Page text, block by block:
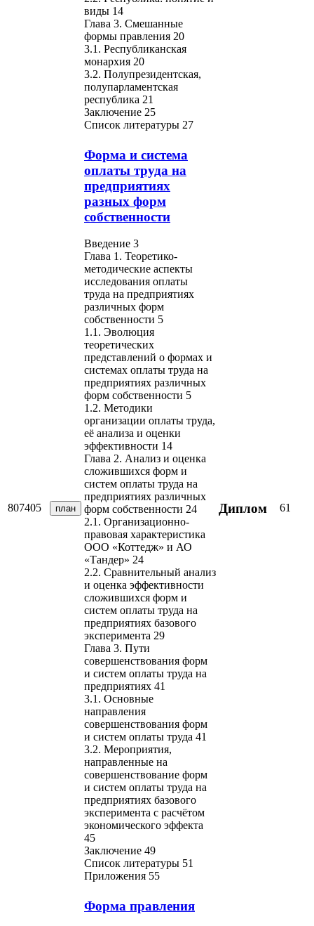
виды 14
Глава 3. Смешанные
формы правления 20
3.1. Республиканская
монархия 20
3.2. Полупрезидентская,
полупарламентская
республика 21
Заключение 25
Список литературы 27
807405 план
Форма и система
оплаты труда на
предприятиях
разных форм
собственности
Введение 3
Глава 1. Теоретико-
методические аспекты
исследования оплаты
труда на предприятиях
различных форм
собственности 5
1.1. Эволюция
теоретических
представлений о формах и
системах оплаты труда на
предприятиях различных
форм собственности 5
1.2. Методики
организации оплаты труда,
её анализа и оценки
эффективности 14
Глава 2. Анализ и оценка
сложившихся форм и
систем оплаты труда на
предприятиях различных
форм собственности 24
2.1. Организационно-
правовая характеристика
ООО «Коттедж» и АО
«Тандер» 24
2.2. Сравнительный анализ
и оценка эффективности
сложившихся форм и
систем оплаты труда на
предприятиях базового
эксперимента 29
Глава 3. Пути
совершенствования форм
и систем оплаты труда на
предприятиях 41
3.1. Основные
направления
совершенствования форм
и систем оплаты труда 41
3.2. Мероприятия,
направленные на
совершенствование форм
и систем оплаты труда на
предприятиях базового
эксперимента с расчётом
экономического эффекта
45
Заключение 49
Список литературы 51
Приложения 55
Диплом 61
Форма правления